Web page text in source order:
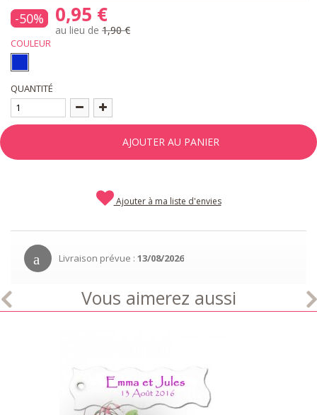
-50% 0,95 €
au lieu de 1,90 €
QUANTITÉ
AJOUTER AU PANIER
Ajouter à ma liste d'envies
Livraison prévue : 13/08/2026
Vous aimerez aussi